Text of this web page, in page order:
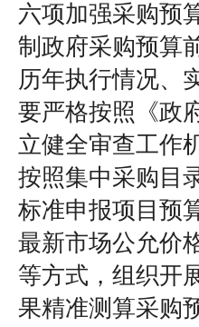
六项加强采购预
制政府采购预算
历年执行情况、
要严格按照《政
立健全审查工作
按照集中采购目
标准申报项目预
最新市场公允价
等方式，组织开
果精准测算采购